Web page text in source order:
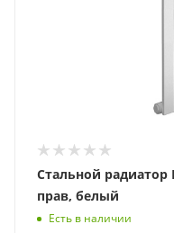
Стальной радиатор
прав, белый
Есть в наличии